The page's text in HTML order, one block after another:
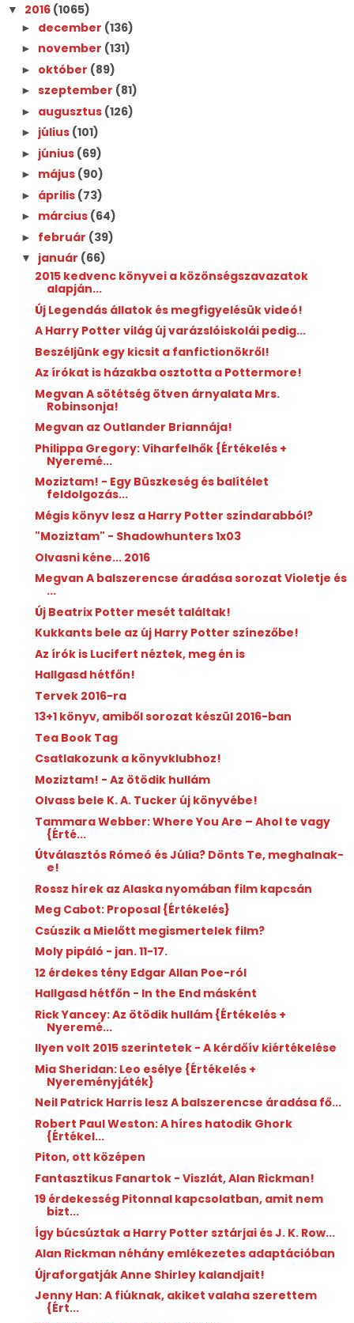
▼ 2016 (1065)
► december (136)
► november (131)
► október (89)
► szeptember (81)
► augusztus (126)
► július (101)
► június (69)
► május (90)
► április (73)
► március (64)
► február (39)
▼ január (66)
2015 kedvenc könyvei a közönségszavazatok
alapján...
Új Legendás állatok és megfigyelésük videó!
A Harry Potter világ új varázslóiskolái pedig...
Beszéljünk egy kicsit a fanfictionökről!
Az írókat is házakba osztotta a Pottermore!
Megvan A sötétség ötven árnyalata Mrs.
Robinsonja!
Megvan az Outlander Briannája!
Philippa Gregory: Viharfelhők {Értékelés +
Nyeremé...
Moziztam! - Egy Büszkeség és balítélet
feldolgozás...
Mégis könyv lesz a Harry Potter színdarabból?
"Moziztam" - Shadowhunters 1x03
Olvasni kéne... 2016
Megvan A balszerencse áradása sorozat Violetje és
...
Új Beatrix Potter mesét találtak!
Kukkants bele az új Harry Potter színezőbe!
Az írók is Lucifert néztek, meg én is
Hallgasd hétfőn!
Tervek 2016-ra
13+1 könyv, amiből sorozat készül 2016-ban
Tea Book Tag
Csatlakozunk a könyvklubhoz!
Moziztam! - Az ötödik hullám
Olvass bele K. A. Tucker új könyvébe!
Tammara Webber: Where You Are – Ahol te vagy
{Érté...
Útválasztós Rómeó és Júlia? Dönts Te, meghalnak-
e!
Rossz hírek az Alaska nyomában film kapcsán
Meg Cabot: Proposal {Értékelés}
Csúszik a Mielőtt megismertelek film?
Moly pipáló - jan. 11-17.
12 érdekes tény Edgar Allan Poe-ról
Hallgasd hétfőn - In the End másként
Rick Yancey: Az ötödik hullám {Értékelés +
Nyeremé...
Ilyen volt 2015 szerintetek - A kérdőív kiértékelése
Mia Sheridan: Leo esélye {Értékelés +
Nyereményjáték}
Neil Patrick Harris lesz A balszerencse áradása fő...
Robert Paul Weston: A híres hatodik Ghork
{Értékel...
Piton, ott középen
Fantasztikus Fanartok - Viszlát, Alan Rickman!
19 érdekesség Pitonnal kapcsolatban, amit nem
bizt...
Így búcsúztak a Harry Potter sztárjai és J. K. Row...
Alan Rickman néhány emlékezetes adaptációban
Újraforgatják Anne Shirley kalandjait!
Jenny Han: A fiúknak, akiket valaha szerettem
{Ért...